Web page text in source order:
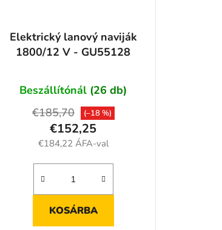
Elektrický lanový naviják
1800/12 V - GU55128
Beszállítónál (26 db)
€184,22 ÁFA-val
€152,25
€185,70 (–18 %)
KOSÁRBA